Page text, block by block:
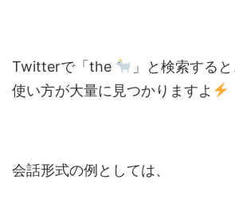
Twitterで「the
」と検索する
使い方が大量に見つかりますよ
会話形式の例としては、